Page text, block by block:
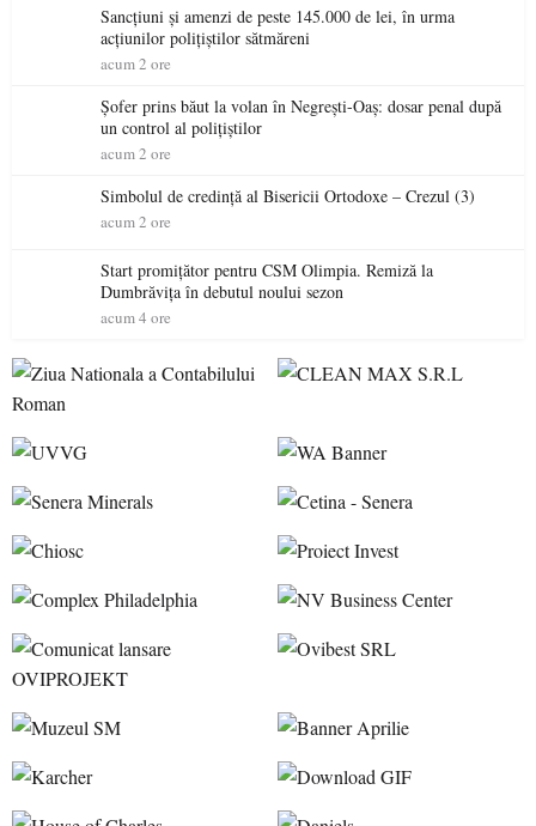
Sancțiuni și amenzi de peste 145.000 de lei, în urma
acțiunilor polițiștilor sătmăreni
acum 2 ore
Șofer prins băut la volan în Negrești-Oaș: dosar penal după
un control al polițiștilor
acum 2 ore
Simbolul de credinţă al Bisericii Ortodoxe – Crezul (3)
acum 2 ore
Start promițător pentru CSM Olimpia. Remiză la
Dumbrăvița în debutul noului sezon
acum 4 ore